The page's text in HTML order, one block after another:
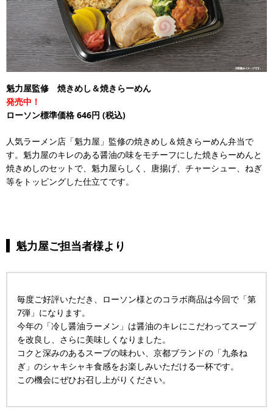
魁力屋監修 焼きめし＆焼きらーめん
発売中！
ローソン標準価格 646円 (税込)
人気ラーメン店「魁力屋」監修の焼きめし＆焼きらーめん弁当で
す。魁力屋のキレのある醤油の味をモチーフにした焼きらーめんと
焼きめしのセットで、魁力屋らしく、唐揚げ、チャーシュー、ねぎ
等をトッピングした仕立てです。
魁力屋ご担当者様より
毎度ご好評いただき、ローソン様とのコラボ商品は今回で「第
7弾」になります。
今年の「冷し醤油ラーメン」は醤油のキレにこだわってスープ
を改良し、さらに美味しくなりました。
コクと深みのあるスープの味わい、京都ブランドの「九条ね
ぎ」のシャキシャキ食感をお楽しみいただける一杯です。
この機会にぜひお召し上がりください。